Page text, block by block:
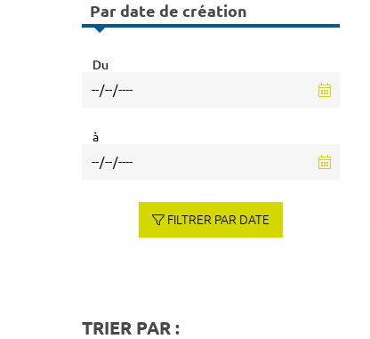
Par date de création
Du
à
FILTRER PAR DATE
TRIER PAR :